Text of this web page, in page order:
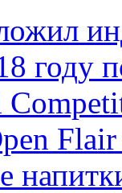
году